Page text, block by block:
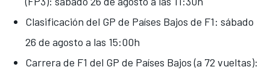
Clasificación del GP de Países Bajos de F1: sábado
26 de agosto a las 15:00h
Carrera de F1 del GP de Países Bajos (a 72 vueltas):